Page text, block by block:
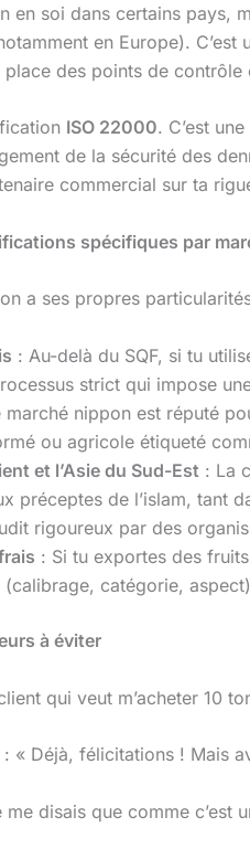
en soi dans certains pays,
en Europe).
des points de contrôle
ISO 22000. C’est
de la sécurité des
commercial sur ta
spécifiques par
a ses propres
: Au-delà du SQF, si tu
strict qui impose
marché nippon est réputé
ou agricole étiqueté
et l’Asie du Sud-Est : La
préceptes de l’islam, tant
rigoureux par des
: Si tu exportes des
catégorie,
à éviter
qui veut m’acheter 10
: « Déjà, félicitations ! Mais
disais que comme c’est